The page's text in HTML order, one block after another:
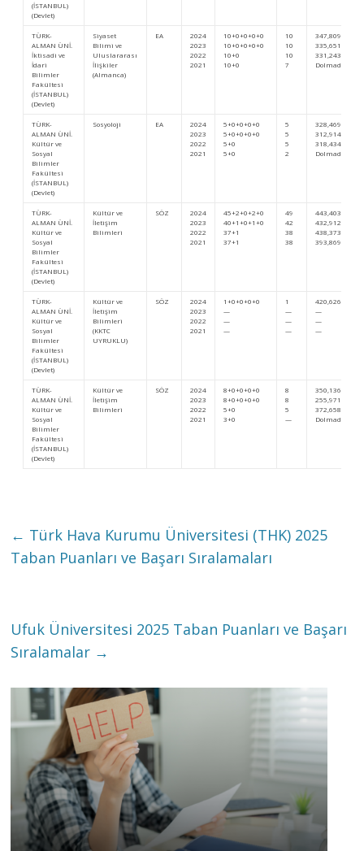
(İSTANBUL)
(Devlet)
TÜRK-
ALMAN ÜNİ.
İktisadi ve
İdari
Bilimler
Fakültesi
(İSTANBUL)
(Devlet)
Siyaset
Bilimi ve
Uluslararası
İlişkiler
(Almanca)
EA
2024
2023
2022
2021
10+0+0+0+0
10+0+0+0+0
10+0
10+0
10
10
10
7
347,80985
335,65150
331,24325
Dolmadı
TÜRK-
ALMAN ÜNİ.
Kültür ve
Sosyal
Bilimler
Fakültesi
(İSTANBUL)
(Devlet)
Sosyoloji EA
2024
2023
2022
2021
5+0+0+0+0
5+0+0+0+0
5+0
5+0
5
5
5
2
328,46979
312,91479
318,43487
Dolmadı
TÜRK-
ALMAN ÜNİ.
Kültür ve
Sosyal
Bilimler
Fakültesi
(İSTANBUL)
(Devlet)
Kültür ve
İletişim
Bilimleri
SÖZ
2024
2023
2022
2021
45+2+0+2+0
40+1+0+1+0
37+1
37+1
49
42
38
38
443,40322
432,91221
438,37351
393,86994
TÜRK-
ALMAN ÜNİ.
Kültür ve
Sosyal
Bilimler
Fakültesi
(İSTANBUL)
(Devlet)
Kültür ve
İletişim
Bilimleri
(KKTC
UYRUKLU)
SÖZ
2024
2023
2022
2021
1+0+0+0+0
—
—
—
1
—
—
—
420,62678
—
—
—
TÜRK-
ALMAN ÜNİ.
Kültür ve
Sosyal
Bilimler
Fakültesi
(İSTANBUL)
(Devlet)
Kültür ve
İletişim
Bilimleri
SÖZ
2024
2023
2022
2021
8+0+0+0+0
8+0+0+0+0
5+0
3+0
8
8
5
—
350,1366
255,97141
372,65809
Dolmadı
← Türk Hava Kurumu Üniversitesi (THK) 2025
Taban Puanları ve Başarı Sıralamaları
Ufuk Üniversitesi 2025 Taban Puanları ve Başarı
Sıralamalar →